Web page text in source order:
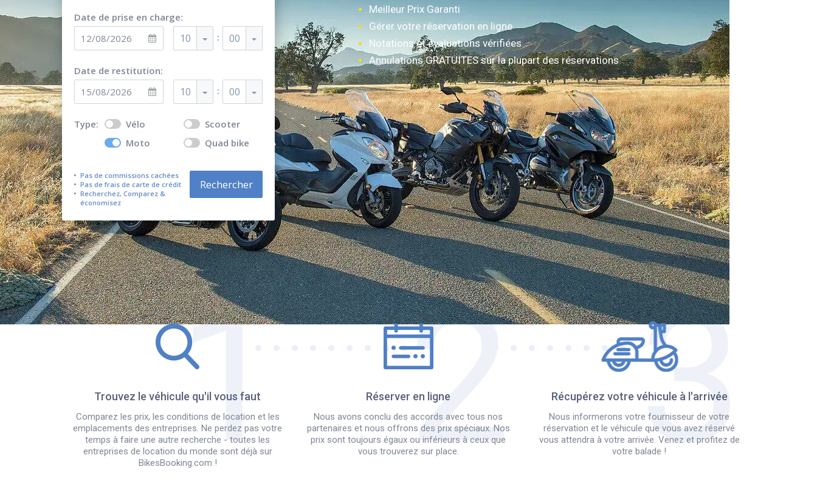
Date de prise en charge:
10 : 00
Date de restitution:
10 : 00
Type: Vélo
Scooter
Moto
Quad bike
Pas de commissions cachées
Pas de frais de carte de crédit
Recherchez, Comparez &
économisez
Rechercher
Meilleur Prix Garanti
Gérer votre réservation en ligne
Notations et évaluations vérifiées
Annulations GRATUITES sur la plupart des réservations
Comment ça marche?
Trouvez le véhicule qu'il vous faut
Comparez les prix, les conditions de location et les
emplacements des entreprises. Ne perdez pas votre
temps à faire une autre recherche - toutes les
entreprises de location du monde sont déjà sur
BikesBooking.com !
Réserver en ligne
Nous avons conclu des accords avec tous nos
partenaires et nous offrons des prix spéciaux. Nos
prix sont toujours égaux ou inférieurs à ceux que
vous trouverez sur place.
Récupérez votre véhicule à l'arrivée
Nous informerons votre fournisseur de votre
réservation et le véhicule que vous avez réservé
vous attendra à votre arrivée. Venez et profitez de
votre balade !